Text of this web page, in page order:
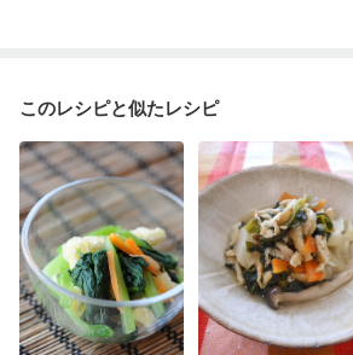
このレシピと似たレシピ